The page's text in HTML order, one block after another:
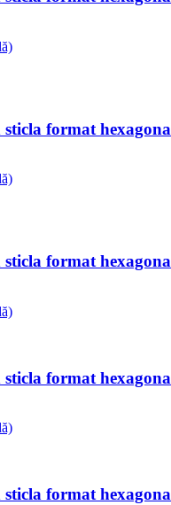
format
format
format
format